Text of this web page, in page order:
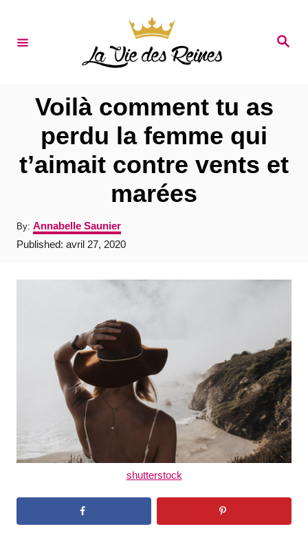
S
Voilà comment tu as
perdu la femme qui
t’aimait contre vents et
marées
By: A
u
t
o
Annabelle Saunier
P
Published: avril 27, 2020
shutterstock